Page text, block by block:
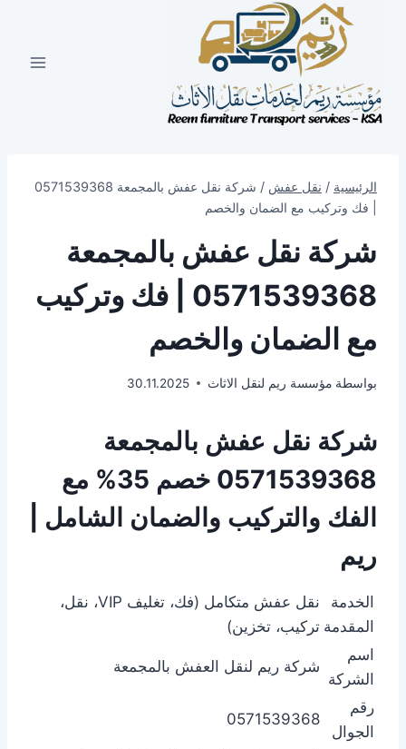
الرئيسية / نقل عفش /
شركة نقل عفش بالمجمعة 0571539368
| فك وتركيب مع الضمان والخصم
شركة نقل عفش بالمجمعة
0571539368 | فك وتركيب
مع الضمان والخصم
بواسطة مؤسسة ريم لنقل الاثاث 30.11.2025
شركة نقل عفش بالمجمعة
0571539368 خصم 35% مع
الفك والتركيب والضمان الشامل |
ريم
الخدمة
المقدمة
نقل عفش متكامل (فك، تغليف VIP، نقل،
تركيب، تخزين)
اسم
الشركة
شركة ريم لنقل العفش بالمجمعة
رقم
الجوال
0571539368